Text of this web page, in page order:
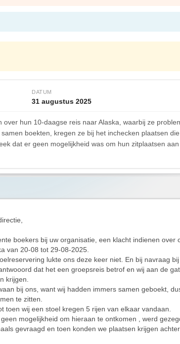
DATUM
31 augustus 2025
hun 10-daagse reis naar Alaska, waarbij ze
boekten, kregen ze bij het inchecken plaatsen
dat er geen mogelijkheid was om hun zitplaatsen
boekers bij uw organisatie, een klacht indienen over
van 20-08 tot 29-08-2025.
lukte ons deze keer niet. En bij navraag
dat het een groepsreis betrof en wij aan de
krijgen.
bij ons, want wij hadden immers samen geboekt,
te zitten.
toen wij een stoel kregen 5 rijen van elkaar vandaan.
mogelijkheid om hieraan te ontkomen , werd
gevraagd en toen konden we plaatsen krijgen achter